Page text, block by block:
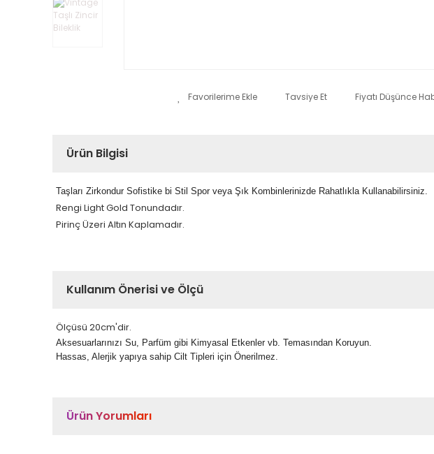
Tavsiye Et Fiyatı Düşünce
Ürün Bilgisi
Taşları Zirkondur Sofistike bi Stil Spor veya Şık Kombinlerinizde Rahatlıkla Kullanabilirsiniz.
Rengi Light Gold Tonundadır.
Pirinç Üzeri Altın Kaplamadır.
Kullanım Önerisi ve Ölçü
Ölçüsü 20cm'dir.
Aksesuarlarınızı Su, Parfüm gibi Kimyasal Etkenler vb. Temasından Koruyun.
Hassas, Alerjik yapıya sahip Cilt Tipleri için Önerilmez.
Ürün Yorumları